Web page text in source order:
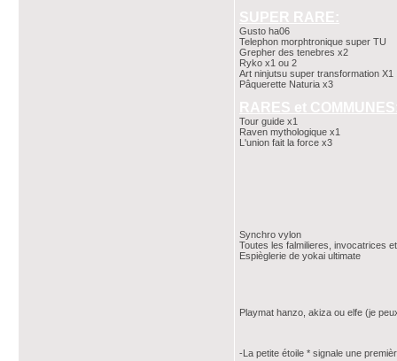
SUPER RARE:
Gusto ha06
Telephon morphtronique super TU
Grepher des tenebres x2
Ryko x1 ou 2
Art ninjutsu super transformation X1
Pâquerette Naturia x3
RARES et
Tour guide x1
Raven mythologique x1
L'union fait la force x3
Synchro vylon
Toutes les falmilieres, invocatrices
Espièglerie de yokai ultimate
Playmat hanzo, akiza ou elfe (je
-La petite étoile * signale une